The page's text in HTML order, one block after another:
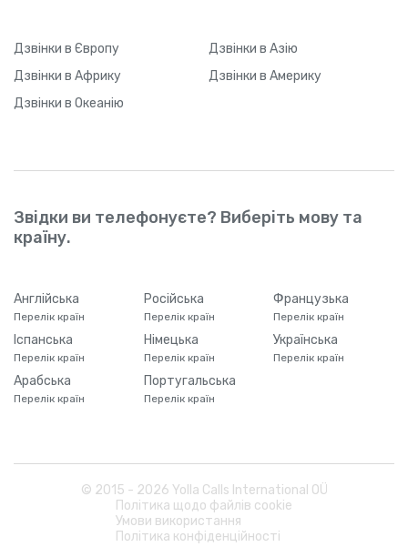
Дзвінки в Європу Дзвінки в Азію
Дзвінки в Африку Дзвінки в Америку
Дзвінки в Океанію
Звідки ви телефонуєте? Виберіть мову та
країну.
Англійська
Перелік країн
Російська
Перелік країн
Французька
Перелік країн
Іспанська
Перелік країн
Німецька
Перелік країн
Українська
Перелік країн
Арабська
Перелік країн
Португальська
Перелік країн
© 2015 - 2026 Yolla Calls International OÜ
Політика щодо файлів cookie
Умови використання
Політика конфіденційності